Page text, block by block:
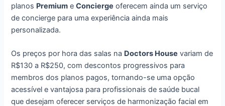
planos Premium eConcierge oferecem ainda um serviço
de concierge para uma experiência ainda mais
personalizada.
Os preços por hora das salas na Doctors House variam de
R$130 a R$250, com descontos progressivos para
membros dos planos pagos, tornando-se uma opção
acessível e vantajosa para profissionais de saúde bucal
que desejam oferecer serviços de harmonização facial em